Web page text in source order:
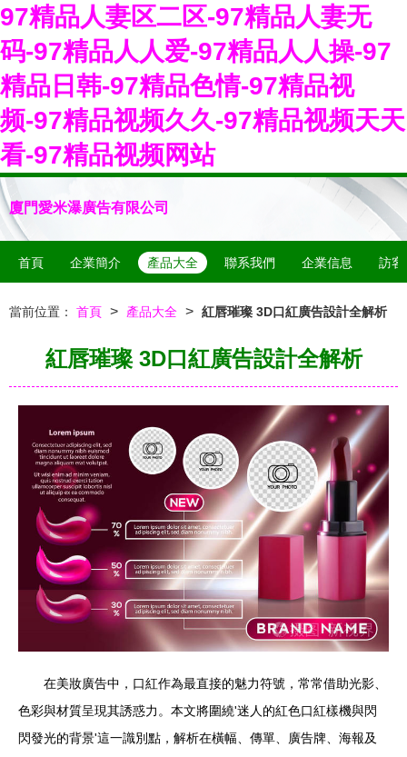
97精品人妻区二区-97精品人妻无
码-97精品人人爱-97精品人人操-97
精品日韩-97精品色情-97精品视
频-97精品视频久久-97精品视频天天
看-97精品视频网站
廈門愛米瀑廣告有限公司
首頁 企業簡介 產品大全 聯系我們 企業信息 訪客
當前位置： 首頁 > 產品大全 > 紅唇璀璨 3D口紅廣告設計全解析
紅唇璀璨 3D口紅廣告設計全解析
在美妝廣告中，口紅作為最直接的魅力符號，常常借助光影、
色彩與材質呈現其誘惑力。本文將圍繞'迷人的紅色口紅樣機與閃
閃發光的背景'這一識別點，解析在橫幅、傳單、廣告牌、海報及